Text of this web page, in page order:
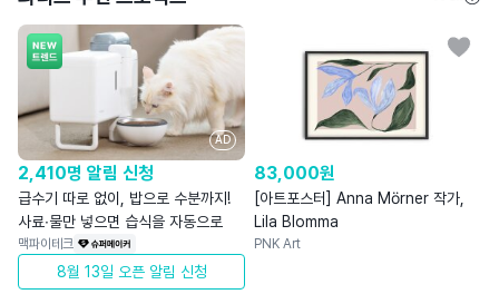
AD
2,410명 알림 신청
급수기 따로 없이, 밥으로 수분까지!
사료∙물만 넣으면 습식을 자동으로
맥파이테크
8월 13일 오픈 알림 신청
83,000원
[아트포스터] Anna Mörner 작가,
Lila Blomma
PNK Art